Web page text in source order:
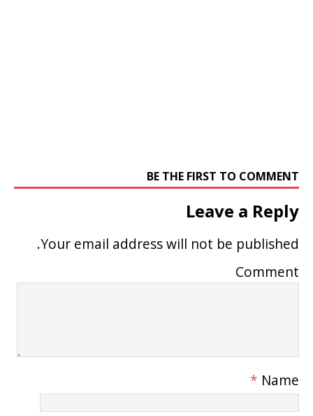
BE THE FIRST TO COMMENT
Leave a Reply
Your email address will not be published.
Comment
Name
*